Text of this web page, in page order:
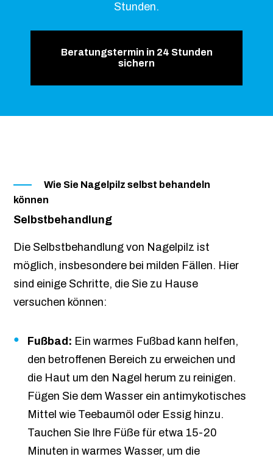
Stunden.
Beratungstermin in 24 Stunden
sichern
Wie Sie Nagelpilz selbst behandeln
können
Selbstbehandlung
Die Selbstbehandlung von Nagelpilz ist
möglich, insbesondere bei milden Fällen. Hier
sind einige Schritte, die Sie zu Hause
versuchen können:
Fußbad: Ein warmes Fußbad kann helfen,
den betroffenen Bereich zu erweichen und
die Haut um den Nagel herum zu reinigen.
Fügen Sie dem Wasser ein antimykotisches
Mittel wie Teebaumöl oder Essig hinzu.
Tauchen Sie Ihre Füße für etwa 15-20
Minuten in warmes Wasser, um die